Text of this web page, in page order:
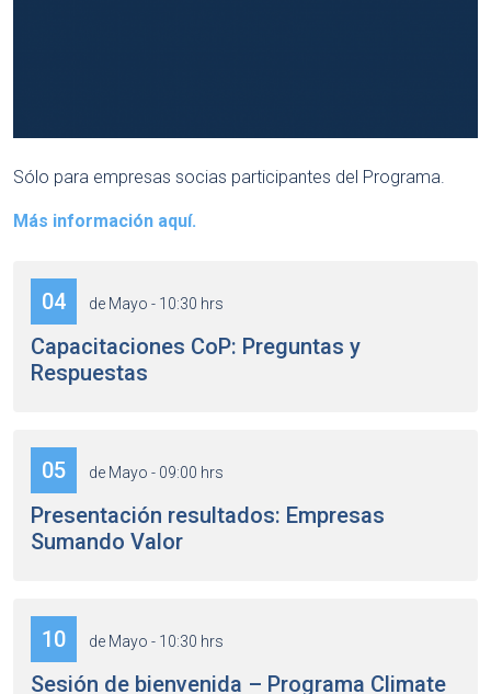
Sólo para empresas socias participantes del Programa.
Más información aquí.
04 de Mayo - 10:30 hrs
Capacitaciones CoP: Preguntas y
Respuestas
05 de Mayo - 09:00 hrs
Presentación resultados: Empresas
Sumando Valor
10 de Mayo - 10:30 hrs
Sesión de bienvenida – Programa Climate